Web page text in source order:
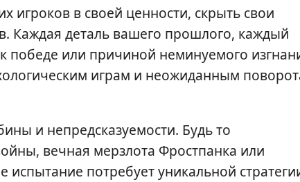
игроков в своей ценности, скрыть свои
Каждая деталь вашего прошлого, каждый
победе или причиной неминуемого
играм и неожиданным
и непредсказуемости. Будь то
вечная мерзлота Фростпанка или
испытание потребует уникальной